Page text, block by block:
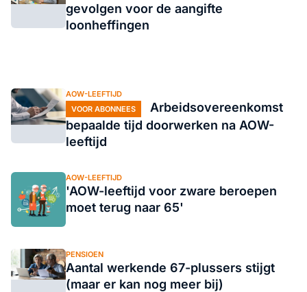
gevolgen voor de aangifte
loonheffingen
AOW-LEEFTIJD
VOOR ABONNEES
Arbeidsovereenkomst
bepaalde tijd doorwerken na AOW-
leeftijd
AOW-LEEFTIJD
'AOW-leeftijd voor zware beroepen
moet terug naar 65'
PENSIOEN
Aantal werkende 67-plussers stijgt
(maar er kan nog meer bij)